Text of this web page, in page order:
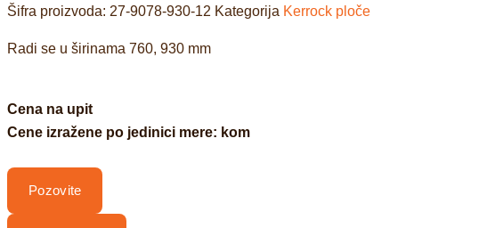
Šifra proizvoda: 27-9078-930-12 Kategorija Kerrock ploče
Radi se u širinama 760, 930 mm
Cena na upit
Cene izražene po jedinici mere: kom
Pozovite